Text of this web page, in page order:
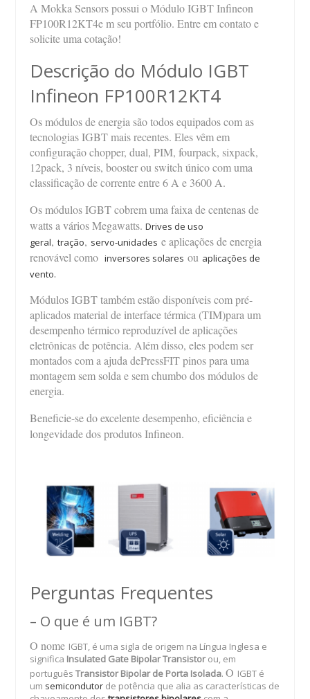
A Mokka Sensors possui o Módulo IGBT Infineon
FP100R12KT4e m seu portfólio. Entre em contato e
solicite uma cotação!
Descrição do Módulo IGBT
Infineon FP100R12KT4
Os módulos de energia são todos equipados com as
tecnologias IGBT mais recentes. Eles vêm em
configuração chopper, dual, PIM, fourpack, sixpack,
12pack, 3 níveis, booster ou switch único com uma
classificação de corrente entre 6 A e 3600 A.
Os módulos IGBT cobrem uma faixa de centenas de
watts a vários Megawatts.Drives de uso
geral,tração, servo-unidades e aplicações de energia
renovável comoinversores solares ou aplicações de
vento.
Módulos IGBT também estão disponíveis com pré-
aplicados material de interface térmica (TIM)para um
desempenho térmico reproduzível de aplicações
eletrônicas de potência. Além disso, eles podem ser
montados com a ajuda dePressFIT pinos para uma
montagem sem solda e sem chumbo dos módulos de
energia.
Beneficie-se do excelente desempenho, eficiência e
longevidade dos produtos Infineon.
Perguntas Frequentes
– O que é um IGBT?
O nome IGBT, é uma sigla de origem na Língua Inglesa e
significa Insulated Gate Bipolar Transistorou, em
portuguêsTransistor Bipolar de Porta Isolada.O IGBT é
um semicondutor de potência que alia as características de